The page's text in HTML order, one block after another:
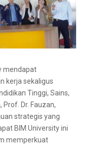
mendapat
kerja sekaligus
Tinggi, Sains,
Prof. Dr. Fauzan,
strategis yang
BIM University ini
memperkuat